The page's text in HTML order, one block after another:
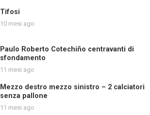
Tifosi
10 mesi ago
Paulo Roberto Cotechiño centravanti di
sfondamento
11 mesi ago
Mezzo destro mezzo sinistro – 2 calciatori
senza pallone
11 mesi ago